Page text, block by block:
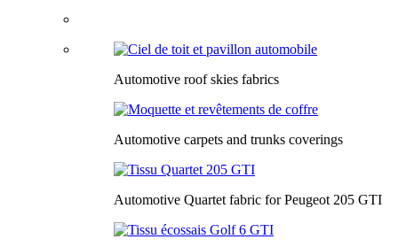
Automotive roof skies fabrics
Automotive carpets and trunks coverings
Automotive Quartet fabric for Peugeot 205 GTI